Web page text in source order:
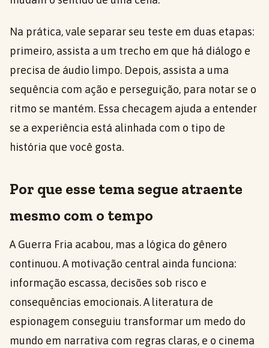
Na prática, vale separar seu teste em duas etapas:
primeiro, assista a um trecho em que há diálogo e
precisa de áudio limpo. Depois, assista a uma
sequência com ação e perseguição, para notar se o
ritmo se mantém. Essa checagem ajuda a entender
se a experiência está alinhada com o tipo de
história que você gosta.
Por que esse tema segue atraente
mesmo com o tempo
A Guerra Fria acabou, mas a lógica do gênero
continuou. A motivação central ainda funciona:
informação escassa, decisões sob risco e
consequências emocionais. A literatura de
espionagem conseguiu transformar um medo do
mundo em narrativa com regras claras, e o cinema